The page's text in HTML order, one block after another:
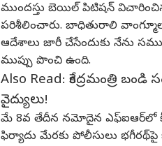
ముందస్తు బెయిల్ పిటిషన్
పరిశీలించారు. బాధితురాలి
ఆదేశాలు జారీ చేసేందుకు నేను
ముప్పు పొంచి ఉంది.
Also Read: కేంద్రమంత్రి
వైద్యులు!
మే 8వ తేదీన నమోదైన ఎఫ్‌ఐఆర్‌లో
ఫిర్యాదు మేరకు పోలీసులు
హలో గెస్ట్
మాతో ప్రచారం చేయండి
మా గురించి
అభిప్రాయాన్ని పంపండి